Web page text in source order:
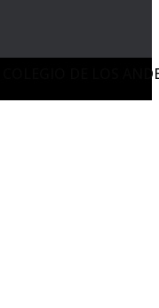
DE LOS